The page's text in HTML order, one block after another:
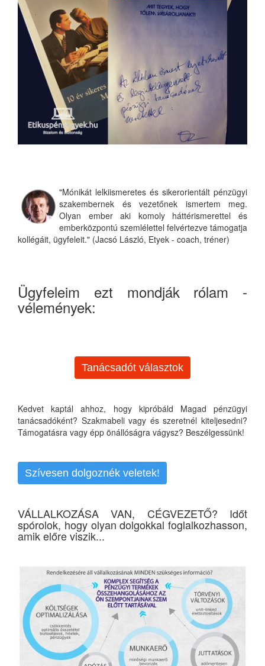
"Mónikát lelkiismeretes és sikerorientált pénzügyi
szakembernek és vezetőnek ismertem meg.
Olyan ember aki komoly háttérismerettel és
emberközpontú szemlélettel felvértezve támogatja
kollégáit, ügyfeleit." (Jacsó László, Etyek - coach, tréner)
Ügyfeleim ezt mondják rólam -
vélemények:
Tanácsadót választok
Kedvet kaptál ahhoz, hogy kipróbáld Magad pénzügyi
tanácsadóként? Szakmabeli vagy és szeretnél kiteljesedni?
Támogatásra vagy épp önállóságra vágysz? Beszélgessünk!
Szívesen dolgoznék veletek!
VÁLLALKOZÁSA VAN, CÉGVEZETŐ? Időt
spórolok, hogy olyan dolgokkal foglalkozhasson,
amik előre viszik...